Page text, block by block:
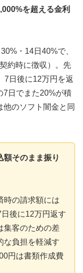
を超える金利
・14日40%で、
約時に徴収）。先
7日後に12万円を返
7日でまた20%が積
のソフト闇金と同
額そのまま振り
時の請求額には
後に12万円返す
集客のための差
な負担を軽減す
円は書類作成費